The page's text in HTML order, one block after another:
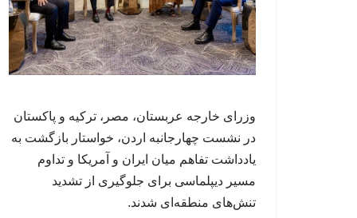
وزرای خارجه عربستان، مصر، ترکیه و پاکستان
در نشست چهارجانبه اردن، خواستار بازگشت به
یادداشت تفاهم میان ایران و آمریکا و تداوم
مسیر دیپلماسی برای جلوگیری از تشدید
تنش‌های منطقه‌ای شدند.